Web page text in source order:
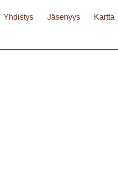
Yhdistys Jäsenyys Kartta